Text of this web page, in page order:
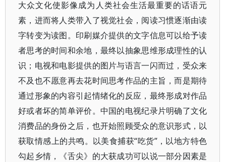
大众文化使影像成为人类社会生活最重要的话语元
素，进而将人类带入了视觉社会，阅读习惯逐渐由读
字转变为读图。印刷媒介提供的文字信息可以给予读
者思考的时间和余地，最终以抽象思维形成理性的认
识；电视和电影提供的图片与语言一闪而过，受众来
不及也不愿意再去花时间思考作品的主旨，而是期待
通过形象的内容引起情绪化的反应，最终形成对作品
好或者坏的简单评价。中国的电视纪录片明确了文化
消费品的身份之后，也开始照顾受众的意识形式，以
获取情感上的共鸣。以美食捕获“吃货”，以地方特色
勾起乡情，《舌尖》的大获成功可以说一部分因素是